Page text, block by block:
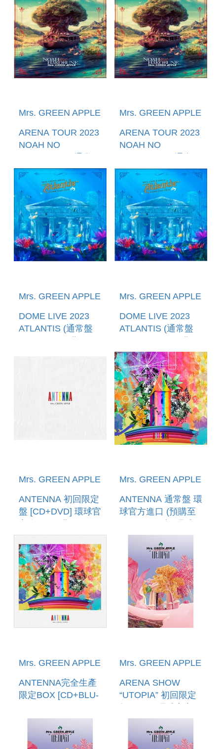
官方進口
官方進口
Mrs. GREEN APPLE
ARENA TOUR 2023
NOAH NO
((2DVD)) (預購至
1/12 12:00止) 環球官
方進口
Mrs. GREEN APPLE
ARENA TOUR 2023
NOAH NO
(BLU-RAY)) (預購至
1/12 12:00止) 環球官
方進口
Mrs. GREEN APPLE
DOME LIVE 2023
ATLANTIS (通常盤
Mrs. GREEN APPLE
DOME LIVE 2023
ATLANTIS (通常盤
1/12 12:00止) 環球官
方進口
Mrs. GREEN APPLE
ANTENNA 初回限定
盤 [CD+DVD] 環球官
12:00止) 環球官方進
口
Mrs. GREEN APPLE
ANTENNA 通常盤 環
球官方進口 (預購至
方進口
Mrs. GREEN APPLE
ANTENNA完全生產
限定BOX [CD+BLU-
至5/17 12:00止) 環球
官方進口
Mrs. GREEN APPLE
ARENA SHOW
“UTOPIA” 初回限定
口) (預購至11/09
12:00截止)